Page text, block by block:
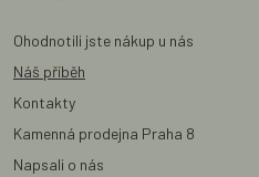
Ohodnotili jste nákup u nás
Náš příběh
Kontakty
Kamenná prodejna Praha 8
Napsali o nás